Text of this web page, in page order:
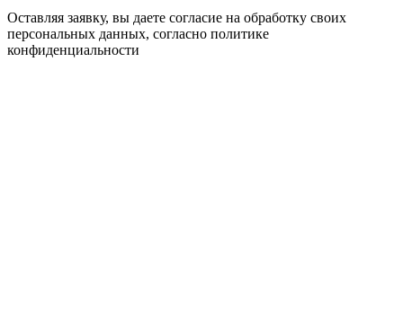
Оставляя заявку, вы даете согласие на обработку своих
персональных данных, согласно политике
конфиденциальности